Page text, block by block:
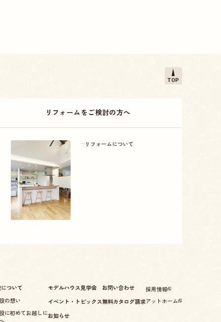
リフォームをご検討の方へ
リフォームについて
ついて
の想い
に初めてお越しに
モデルハウス見学会
イベント・トピックス
お知らせ
お問い合わせ
無料カタログ請求
採用情報
アットホーム
TOP